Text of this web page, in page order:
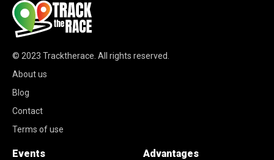
© 2023 Tracktherace All rights reserved.
About us
Blog
Contact
Terms of use
Events Advantages